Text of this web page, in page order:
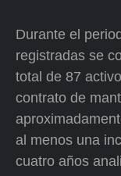
Durante el
registradas se
total de 87
contrato de
al menos una
cuatro años